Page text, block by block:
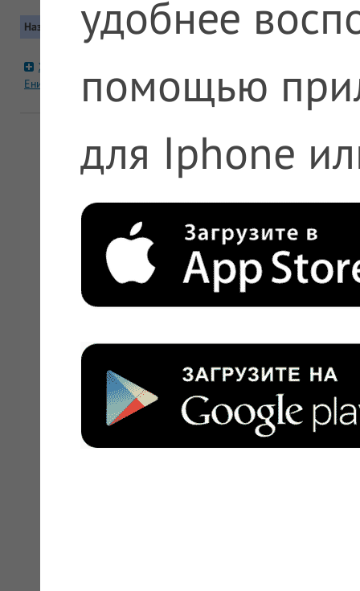
Название Контакты
Живика №1023
Енисейская 29
+7 (800) 777-30-03, +7 (495)
471-37-24
удобнее
помощью
для Iphone